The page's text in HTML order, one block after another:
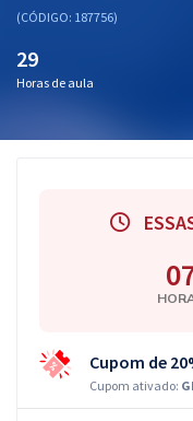
(CÓDIGO: 187756)
29
Horas de aula
Cupom de
Cupom ativado: